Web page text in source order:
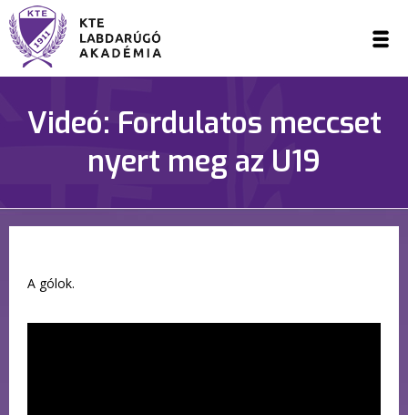
Videó: Fordulatos meccset
nyert meg az U19
A gólok.